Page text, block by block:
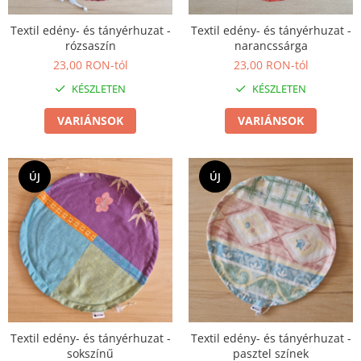
Nyaklánc / Medál
Karperec
Nyaklánc / Medál
Karperec
Kitűző
Ezüst ékszerek
Nyaklánc / Medál
Fülbevaló
Ékszer szett
Kitűző
Acél ékszerek
Nyaklánc / Medál
Fülbevaló
Textil edény- és tányérhuzat -
rózsaszín
23,00 RON-tól
KÉSZLETEN
VARIÁNSOK
Textil edény- és tányérhuzat -
narancssárga
23,00 RON-tól
KÉSZLETEN
VARIÁNSOK
ÚJ
Textil edény- és tányérhuzat -
sokszínű
ÚJ
Textil edény- és tányérhuzat -
pasztel színek